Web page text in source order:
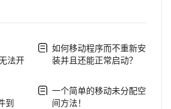
法开
到
如何移动程序而不重新安
装并且还能正常启动？
一个简单的移动未分配空
间方法！